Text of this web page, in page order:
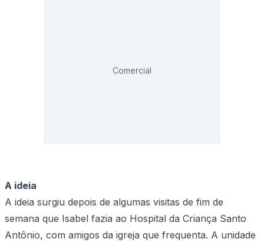
Comercial
A ideia
A ideia surgiu depois de algumas visitas de fim de
semana que Isabel fazia ao Hospital da Criança Santo
Antônio, com amigos da igreja que frequenta. A unidade